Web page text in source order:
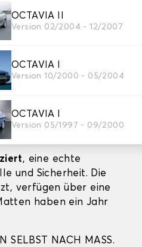
OCTAVIA II
Version 02/2004 - 12/2007
OCTAVIA I
Version 10/2000 - 05/2004
OCTAVIA I
Version 05/1997 - 09/2000
DEM MARKT
ist mit einem
dem AUTOGRIP©.
Dank der
an Ort und Stelle,
und einen
verhindert
festsetzt,
, eine echte
und Sicherheit. Die
verfügen über eine
haben ein Jahr
SELBST NACH MASS.